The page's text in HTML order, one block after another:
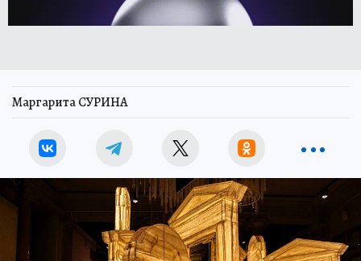
Маргарита СУРИНА